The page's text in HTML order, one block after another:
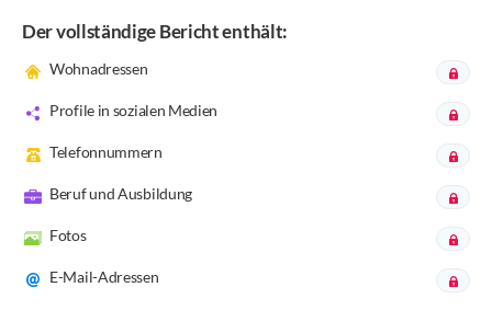
Der vollständige Bericht enthält:
Wohnadressen
Profile in sozialen Medien
Telefonnummern
Beruf und Ausbildung
Fotos
E-Mail-Adressen